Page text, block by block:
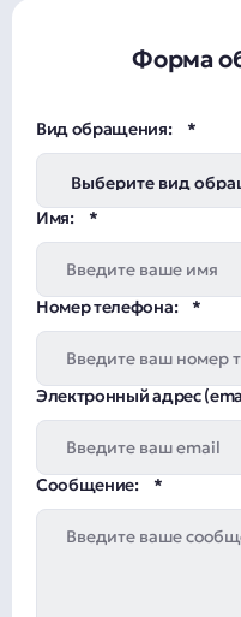
Форма
Вид обращения:
Имя:
Номер телефона:
Электронный адрес
Сообщение: